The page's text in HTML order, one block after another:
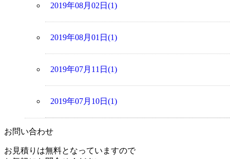
2019年08月02日(1)
2019年08月01日(1)
2019年07月11日(1)
2019年07月10日(1)
お問い合わせ
お見積りは無料となっていますので